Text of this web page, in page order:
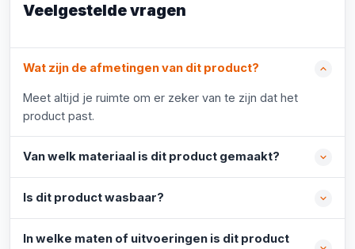
Veelgestelde vragen
Wat zijn de afmetingen van dit product?
Meet altijd je ruimte om er zeker van te zijn dat het
product past.
Van welk materiaal is dit product gemaakt?
Is dit product wasbaar?
In welke maten of uitvoeringen is dit product